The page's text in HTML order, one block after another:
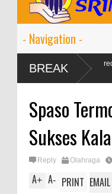
BREAK
OJK targetkan kredit
persen
Spaso
Sukses
Reply Olahraga
A+ A- PRINT EMAIL